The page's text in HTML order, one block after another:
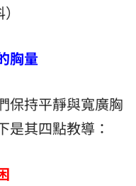
胸量
保持平靜與寬廣胸
是其四點教導：